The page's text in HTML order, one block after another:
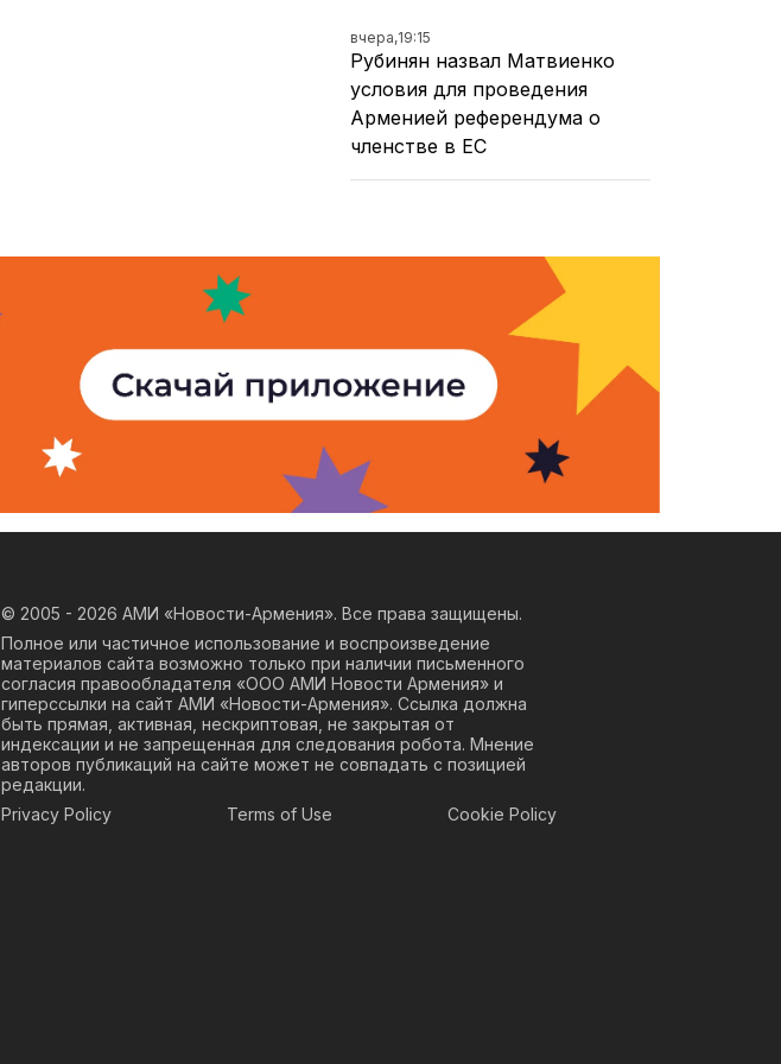
вчера,19:15
Рубинян назвал Матвиенко
условия для проведения
Арменией референдума о
членстве в ЕС
© 2005 - 2026 АМИ «Новости-Армения». Все права защищены.
Полное или частичное использование и воспроизведение
материалов сайта возможно только при наличии письменного
согласия правообладателя «ООО АМИ Новости Армения» и
гиперссылки на сайт АМИ «Новости-Армения». Ссылка должна
быть прямая, активная, нескриптовая, не закрытая от
индексации и не запрещенная для следования робота. Мнение
авторов публикаций на сайте может не совпадать с позицией
редакции.
Privacy Policy
Terms of Use Cookie Policy